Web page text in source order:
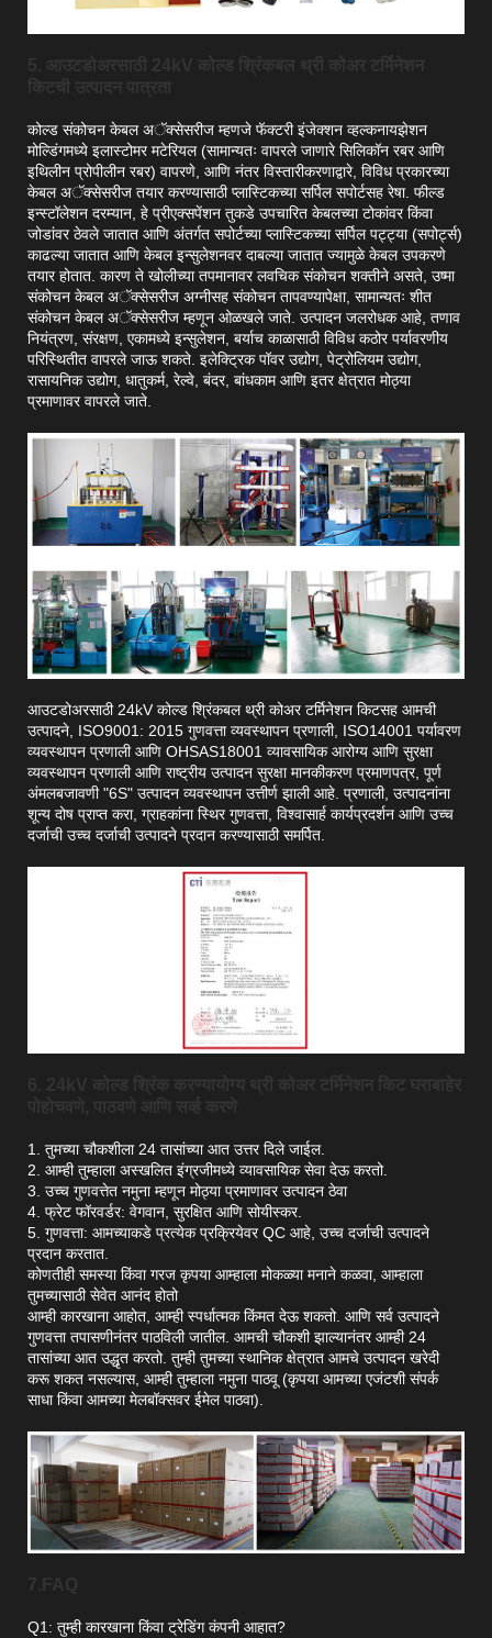
कोल्ड संकोचन केबल अॅक्सेसरीज म्हणजे फॅक्टरी इंजेक्शन व्हल्कनायझेशन
मोल्डिंगमध्ये इलास्टोमर मटेरियल (सामान्यतः वापरले जाणारे सिलिकॉन रबर आणि
इथिलीन प्रोपीलीन रबर) वापरणे, आणि नंतर विस्तारीकरणाद्वारे, विविध प्रकारच्या
केबल अॅक्सेसरीज तयार करण्यासाठी प्लास्टिकच्या सर्पिल सपोर्टसह रेषा. फील्ड
इन्स्टॉलेशन दरम्यान, हे प्रीएक्सपेंशन तुकडे उपचारित केबलच्या टोकांवर किंवा
जोडांवर ठेवले जातात आणि अंतर्गत सपोर्टच्या प्लास्टिकच्या सर्पिल पट्ट्या (सपोर्ट्स)
काढल्या जातात आणि केबल इन्सुलेशनवर दाबल्या जातात ज्यामुळे केबल उपकरणे
तयार होतात. कारण ते खोलीच्या तपमानावर लवचिक संकोचन शक्तीने असते, उष्मा
संकोचन केबल अॅक्सेसरीज अग्नीसह संकोचन तापवण्यापेक्षा, सामान्यतः शीत
संकोचन केबल अॅक्सेसरीज म्हणून ओळखले जाते. उत्पादन जलरोधक आहे, तणाव
नियंत्रण, संरक्षण, एकामध्ये इन्सुलेशन, बर्याच काळासाठी विविध कठोर पर्यावरणीय
परिस्थितीत वापरले जाऊ शकते. इलेक्ट्रिक पॉवर उद्योग, पेट्रोलियम उद्योग,
रासायनिक उद्योग, धातुकर्म, रेल्वे, बंदर, बांधकाम आणि इतर क्षेत्रात मोठ्या
प्रमाणावर वापरले जाते.
आउटडोअरसाठी 24kV कोल्ड श्रिंकबल थ्री कोअर टर्मिनेशन किटसह आमची
उत्पादने, ISO9001: 2015 गुणवत्ता व्यवस्थापन प्रणाली, ISO14001 पर्यावरण
व्यवस्थापन प्रणाली आणि OHSAS18001 व्यावसायिक आरोग्य आणि सुरक्षा
व्यवस्थापन प्रणाली आणि राष्ट्रीय उत्पादन सुरक्षा मानकीकरण प्रमाणपत्र, पूर्ण
अंमलबजावणी "6S" उत्पादन व्यवस्थापन उत्तीर्ण झाली आहे. प्रणाली, उत्पादनांना
शून्य दोष प्राप्त करा, ग्राहकांना स्थिर गुणवत्ता, विश्वासार्ह कार्यप्रदर्शन आणि उच्च
दर्जाची उच्च दर्जाची उत्पादने प्रदान करण्यासाठी समर्पित.
1. तुमच्या चौकशीला 24 तासांच्या आत उत्तर दिले जाईल.
2. आम्ही तुम्हाला अस्खलित इंग्रजीमध्ये व्यावसायिक सेवा देऊ करतो.
3. उच्च गुणवत्तेत नमुना म्हणून मोठ्या प्रमाणावर उत्पादन ठेवा
4. फ्रेट फॉरवर्डर: वेगवान, सुरक्षित आणि सोयीस्कर.
5. गुणवत्ता: आमच्याकडे प्रत्येक प्रक्रियेवर QC आहे, उच्च दर्जाची उत्पादने
प्रदान करतात.
कोणतीही समस्या किंवा गरज कृपया आम्हाला मोकळ्या मनाने कळवा, आम्हाला
तुमच्यासाठी सेवेत आनंद होतो
आम्ही कारखाना आहोत, आम्ही स्पर्धात्मक किंमत देऊ शकतो. आणि सर्व उत्पादने
गुणवत्ता तपासणीनंतर पाठविली जातील. आमची चौकशी झाल्यानंतर आम्ही 24
तासांच्या आत उद्धृत करतो. तुम्ही तुमच्या स्थानिक क्षेत्रात आमचे उत्पादन खरेदी
करू शकत नसल्यास, आम्ही तुम्हाला नमुना पाठवू (कृपया आमच्या एजंटशी संपर्क
साधा किंवा आमच्या मेलबॉक्सवर ईमेल पाठवा).
Q1: तुम्ही कारखाना किंवा ट्रेडिंग कंपनी आहात?